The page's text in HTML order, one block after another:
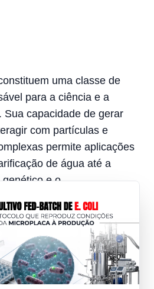
uma classe de
para a ciência e a
Sua capacidade de gerar
com partículas e
permite aplicações
de água até a
e o
inteligentes.
e da
a tendência é que
um papel cada vez
de soluções
desempenho. Se você